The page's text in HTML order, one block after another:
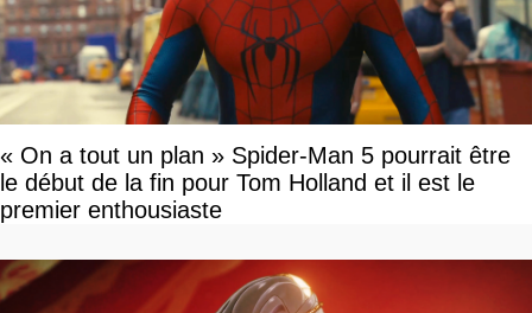
« On a tout un plan » Spider-Man 5 pourrait être
le début de la fin pour Tom Holland et il est le
premier enthousiaste